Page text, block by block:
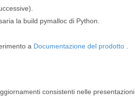
la build pymalloc di Python.
a Documentazione del prodotto
consistenti nelle presentazioni